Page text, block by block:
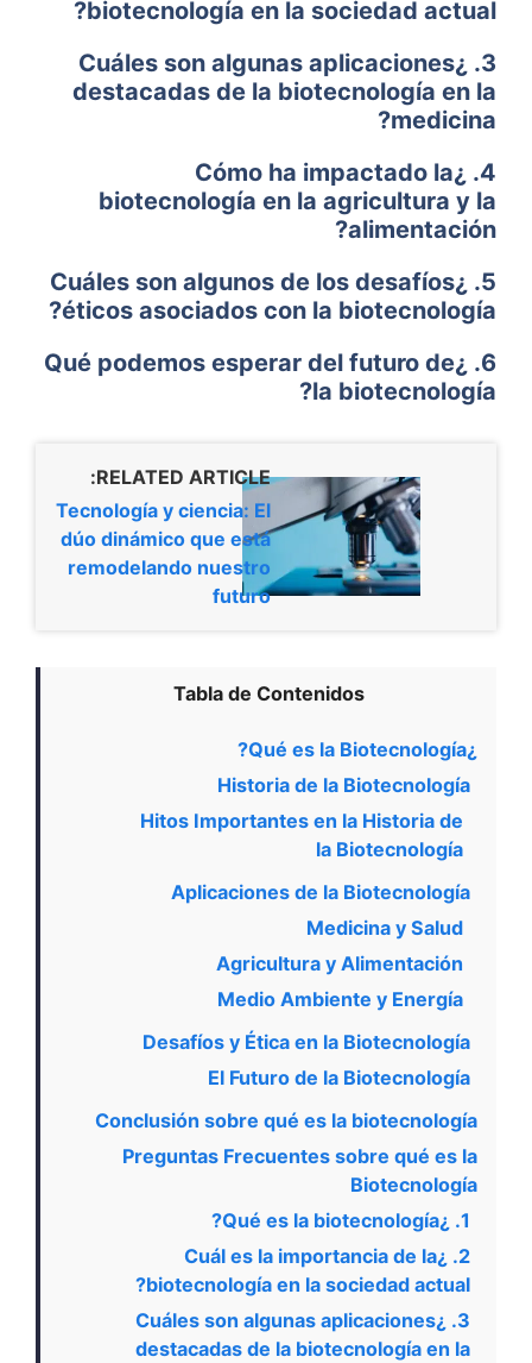
biotecnología en la sociedad actual?
3. ¿Cuáles son algunas aplicaciones
destacadas de la biotecnología en la
medicina?
4. ¿Cómo ha impactado la
biotecnología en la agricultura y la
alimentación?
5. ¿Cuáles son algunos de los desafíos
éticos asociados con la biotecnología?
6. ¿Qué podemos esperar del futuro de
la biotecnología?
RELATED ARTICLE:
Tecnología y ciencia: El
dúo dinámico que está
remodelando nuestro
futuro
Tabla de Contenidos
Historia de la Biotecnología
Hitos Importantes en la Historia de
la Biotecnología
Aplicaciones de la Biotecnología
Medicina y Salud
Agricultura y Alimentación
Medio Ambiente y Energía
Desafíos y Ética en la Biotecnología
El Futuro de la Biotecnología
Conclusión sobre qué es la biotecnología
Preguntas Frecuentes sobre qué es la
Biotecnología
2. ¿Cuál es la importancia de la
biotecnología en la sociedad actual?
3. ¿Cuáles son algunas aplicaciones
destacadas de la biotecnología en la